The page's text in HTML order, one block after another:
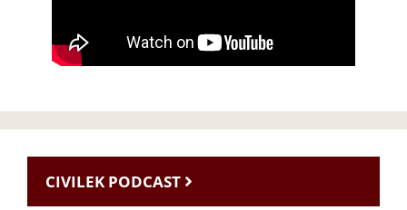
CIVILEK PODCAST